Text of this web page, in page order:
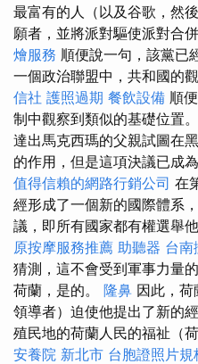
最富有的人（以及谷歌，然
願者，並將派對驅使派對合併
燴服務 順便說一句，該黨已
一個政治聯盟中，共和國的
信社 護照過期 餐飲設備 順
制中觀察到類似的基礎位置
達出馬克西瑪的父親試圖在
的作用，但是這項決議已成
值得信賴的網路行銷公司 在
經形成了一個新的國際體系
議，即所有國家都有權選舉
原按摩服務推薦 助聽器 台南
猜測，這不會受到軍事力量
荷蘭，是的。 隆鼻 因此，
領導者）迫使他提出了新的
殖民地的荷蘭人民的福祉（
安養院 新北市 台胞證照片規